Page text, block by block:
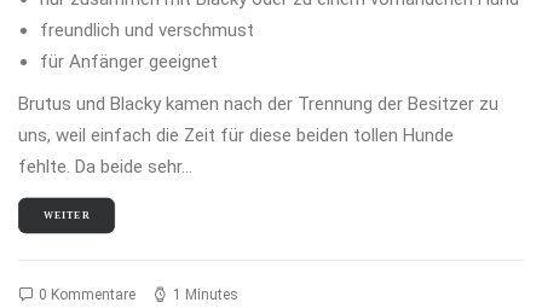
freundlich und verschmust
für Anfänger geeignet
Brutus und Blacky kamen nach der Trennung der Besitzer zu
uns, weil einfach die Zeit für diese beiden tollen Hunde
fehlte. Da beide sehr…
WEITER
0 Kommentare 1 Minutes